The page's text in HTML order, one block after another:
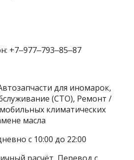
+7‒977‒793‒85‒87
для иномарок,
(СТО), Ремонт /
климатических
масла
с 10:00 до 22:00